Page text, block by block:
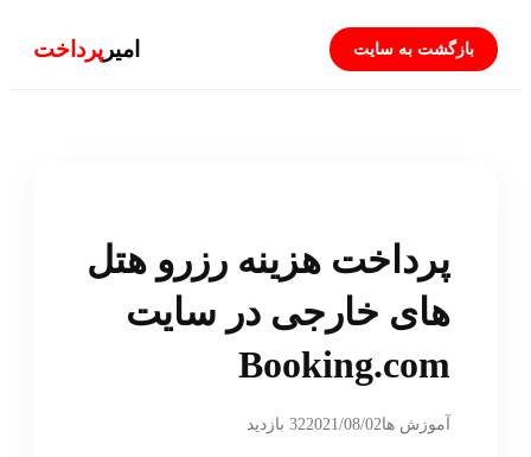
امیر پرداخت بازگشت به سایت
پرداخت هزینه رزرو هتل
های خارجی در سایت
Booking.com
آموزش ها2021/08/0232 بازدید